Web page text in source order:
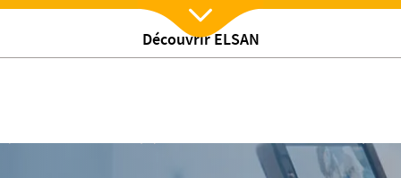
Découvrir ELSAN
clinique du Cambrésis, autour de la 100 000ème
Nx:Afficher menu
/Mise à l'honneur des équipes du centre de vaccination de la clinique